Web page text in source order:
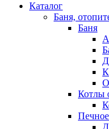
Каталог
Баня,
Баня
Котлы